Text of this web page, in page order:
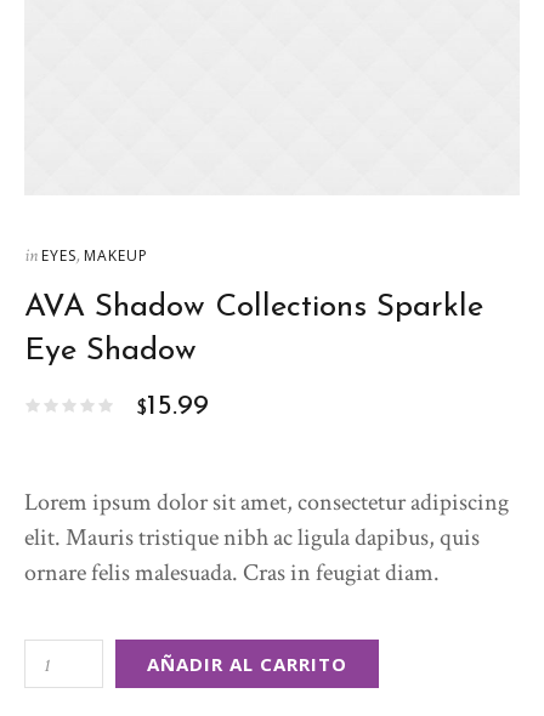
in EYES, MAKEUP
AVA Shadow Collections Sparkle
Eye Shadow
$15.99
Lorem ipsum dolor sit amet, consectetur adipiscing
elit. Mauris tristique nibh ac ligula dapibus, quis
ornare felis malesuada. Cras in feugiat diam.
AÑADIR AL CARRITO